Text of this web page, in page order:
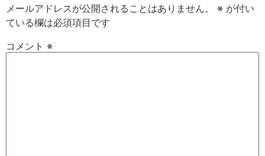
メールアドレスが公開されることはありません。 ※ が付い
ている欄は必須項目です
コメント ※